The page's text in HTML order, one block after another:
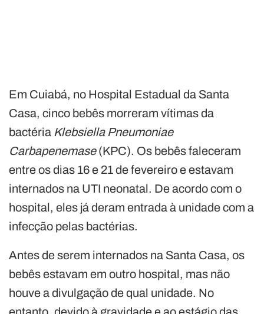
Em Cuiabá, no Hospital Estadual da Santa
Casa, cinco bebês morreram vítimas da
bactéria Klebsiella Pneumoniae
Carbapenemase(KPC). Os bebês faleceram
entre os dias 16 e 21 de fevereiro e estavam
internados na UTI neonatal. De acordo com o
hospital, eles já deram entrada à unidade com a
infecção pelas bactérias.
Antes de serem internados na Santa Casa, os
bebês estavam em outro hospital, mas não
houve a divulgação de qual unidade. No